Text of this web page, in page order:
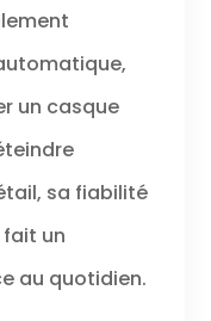
un casque
sa fiabilité
un
au quotidien.